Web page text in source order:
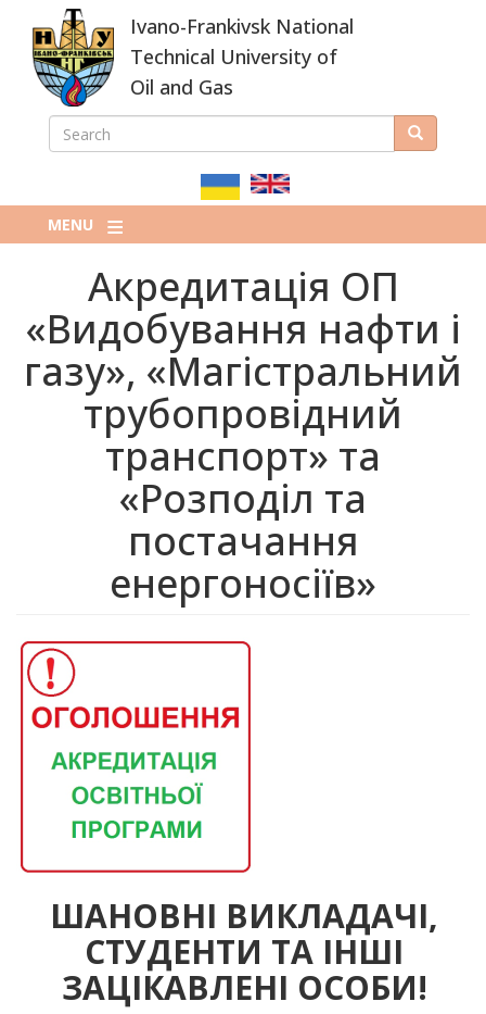
main
content
Ivano-Frankivsk National
Technical University of
Oil and Gas
ПОШУКОВА
SEARCH Search
MENU
Акредитація ОП
«Видобування нафти і
газу», «Магістральний
трубопровідний
транспорт» та
«Розподіл та
постачання
енергоносіїв»
ШАНОВНІ ВИКЛАДАЧІ,
СТУДЕНТИ ТА ІНШІ
ЗАЦІКАВЛЕНІ ОСОБИ!